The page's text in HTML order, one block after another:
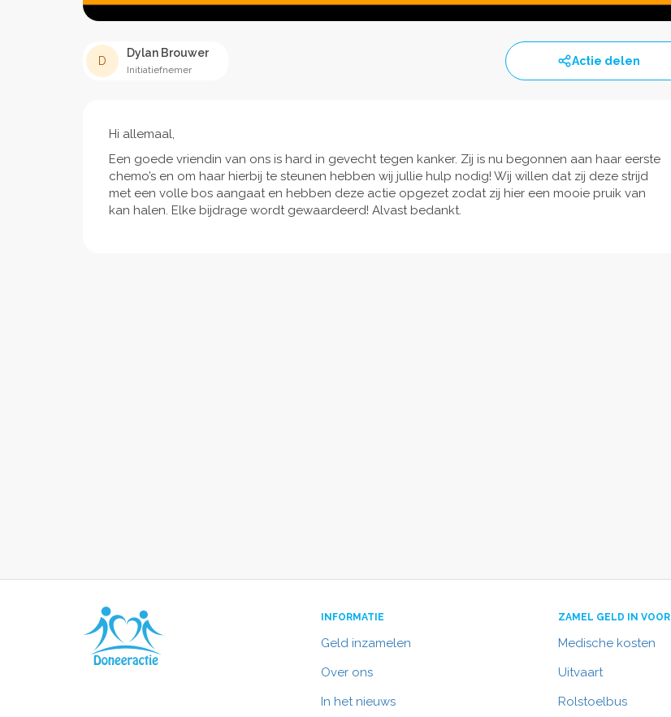
D
Dylan Brouwer
Initiatiefnemer
Actie delen
Hi allemaal,
Een goede vriendin van ons is hard in gevecht tegen kanker. Zij is nu begonnen aan haar eerste
chemo’s en om haar hierbij te steunen hebben wij jullie hulp nodig! Wij willen dat zij deze strijd
met een volle bos aangaat en hebben deze actie opgezet zodat zij hier een mooie pruik van
kan halen. Elke bijdrage wordt gewaardeerd! Alvast bedankt.
INFORMATIE
Geld inzamelen
Over ons
In het nieuws
ZAMEL GELD IN VOOR
Medische kosten
Uitvaart
Rolstoelbus